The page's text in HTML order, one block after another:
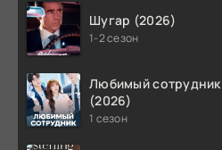
Шугар (2026)
1-2 сезон
Любимый сотрудник
(2026)
1 сезон